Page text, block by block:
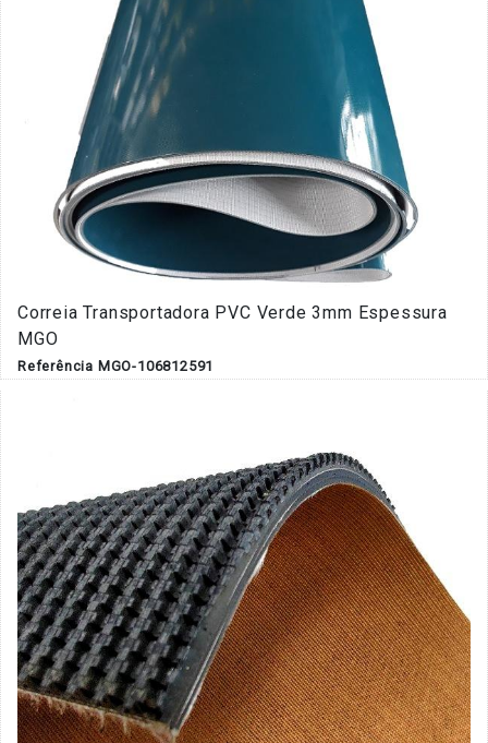
Correia Transportadora PVC Verde 3mm Espessura
MGO
Referência MGO-106812591